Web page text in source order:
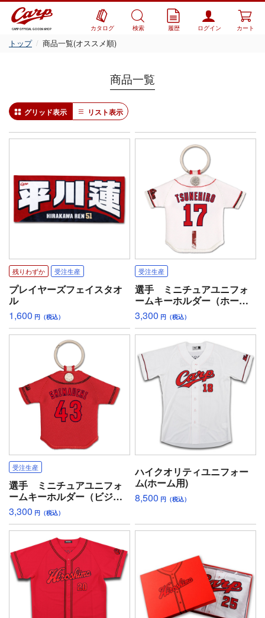
CARP OFFICIAL GOODS SHOP カタログ 検索 履歴 ログイン カート
トップ 商品一覧(オススメ順)
商品一覧
グリッド表示 リスト表示
残りわずか 受注生産
プレイヤーズフェイスタオ
ル
1,600 円（税込）
受注生産
選手 ミニチュアユニフォ
ームキーホルダー（ホー
ム）
3,300 円（税込）
受注生産
選手 ミニチュアユニフォ
ームキーホルダー（ビジタ
ー）
3,300 円（税込）
ハイクオリティユニフォー
ム(ホーム用)
8,500 円（税込）